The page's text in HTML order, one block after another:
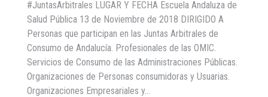
#JuntasArbitrales LUGAR Y FECHA Escuela Andaluza de
Salud Pública 13 de Noviembre de 2018 DIRIGIDO A
Personas que participan en las Juntas Arbitrales de
Consumo de Andalucía. Profesionales de las OMIC.
Servicios de Consumo de las Administraciones Públicas.
Organizaciones de Personas consumidoras y Usuarias.
Organizaciones Empresariales y…